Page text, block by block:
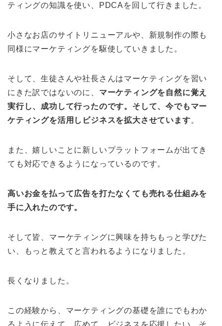
ティングの知識を使い、PDCAを回して行きました。
小さなお店のサイトリニューアルや、新規制作の際も
同様にマーケティングを駆使していきました。
そして、生徒さんや社長さんはマーケティングを習い
にきた訳ではないのに、 マーケティングを自然に覚え
実行し、成功して行ったのです。そして、今でもマー
ケティングを活用しビジネスを拡大させています。
また、嬉しいことに新しいプラットフォームが出てき
ても対応できるようになっているのです。
高いお金を払って広告を打たなくても売れる仕組みを
手に入れたのです。
そして皆、マーケティングに興味を持ちもっと学びた
い、もっと教えてと言われるようになりました。
長くなりました。
この経験から、マーケティングの基礎を誰にでもわか
るように伝えて、広めて、ビジネスを応援したい、そ